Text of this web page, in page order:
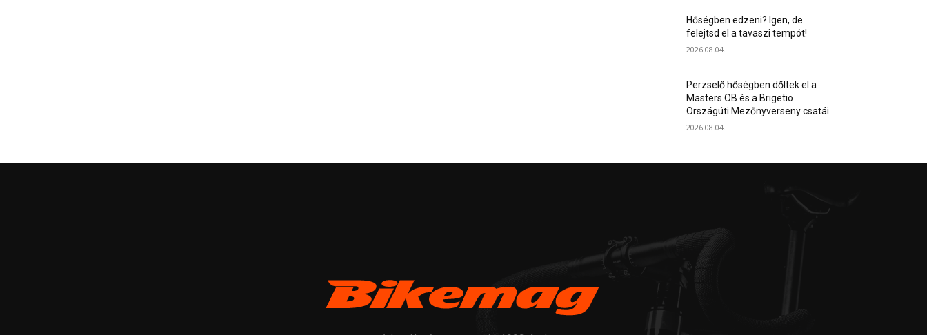
Hőségben edzeni? Igen, de
felejtsd el a tavaszi tempót!
2026.08.04.
Perzselő hőségben dőltek el a
Masters OB és a Brigetio
Országúti Mezőnyverseny csatái
2026.08.04.